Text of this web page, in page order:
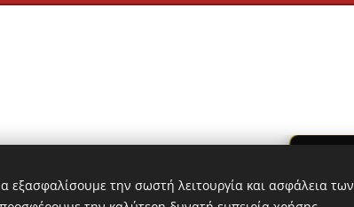
εξασφαλίσουμε την σωστή λειτουργία και ασφάλεια των